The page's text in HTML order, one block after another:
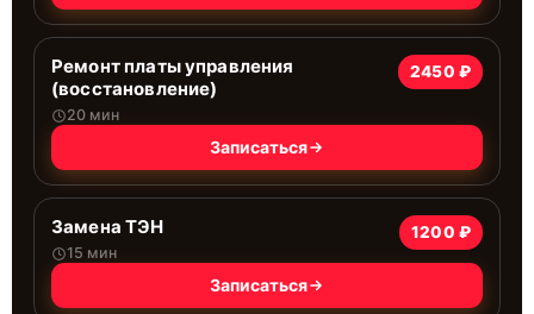
Ремонт платы управления
(восстановление)
20 мин
2450 ₽
Записаться
Замена ТЭН
15 мин
1200 ₽
Записаться